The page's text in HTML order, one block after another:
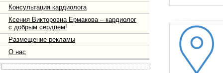
Консультация кардиолога
Ксения Викторовна Ермакова – кардиолог
с добрым сердцем!
Размещение рекламы
О нас